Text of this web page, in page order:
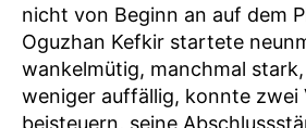
nicht von Beginn an auf dem
Oguzhan Kefkir startete
wankelmütig, manchmal
weniger auffällig, konnte zwei
beisteuern, seine